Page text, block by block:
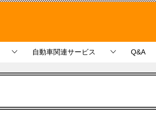
自動車関連サービス Q&A